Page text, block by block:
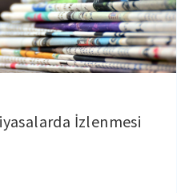
İzlenmesi